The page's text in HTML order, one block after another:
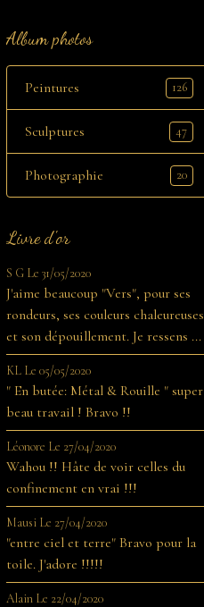
Album photos
Peintures 126
Sculptures 47
Photographie 20
Livre d'or
S G Le 31/05/2020
J'aime beaucoup "Vers", pour ses
rondeurs, ses couleurs chaleureuses
et son dépouillement. Je ressens ...
KL Le 05/05/2020
" En butée: Métal & Rouille " super
beau travail ! Bravo !!
Léonore Le 27/04/2020
Wahou !! Hâte de voir celles du
confinement en vrai !!!
Mausi Le 27/04/2020
"entre ciel et terre" Bravo pour la
toile. J'adore !!!!!
Alain Le 22/04/2020